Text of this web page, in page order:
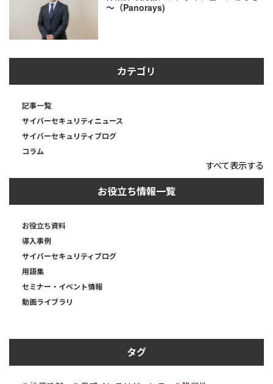
～（Panorays)
カテゴリ
記事一覧
サイバーセキュリティニュース
サイバーセキュリティブログ
コラム
すべて表示する
お役立ち情報一覧
お役立ち資料
導入事例
サイバーセキュリティブログ
用語集
セミナー・イベント情報
動画ライブラリ
タグ